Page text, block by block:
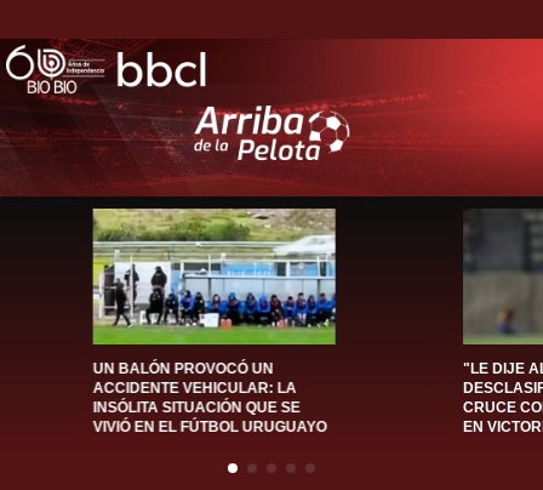
UN BALÓN PROVOCÓ UN
ACCIDENTE VEHICULAR: LA
INSÓLITA SITUACIÓN QUE SE
VIVIÓ EN EL FÚTBOL URUGUAYO
"LE DIJE
CRUCE
EN